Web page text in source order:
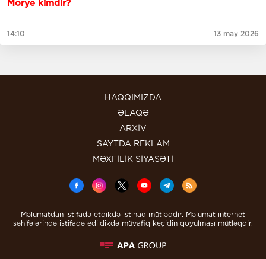
Morye kimdir?
14:10 13 may 2026
HAQQIMIZDA
ƏLAQƏ
ARXİV
SAYTDA REKLAM
MƏXFİLİK SİYASƏTİ
Məlumatdan istifadə etdikdə istinad mütləqdir. Məlumat internet
səhifələrində istifadə edildikdə müvafiq keçidin qoyulması mütləqdir.